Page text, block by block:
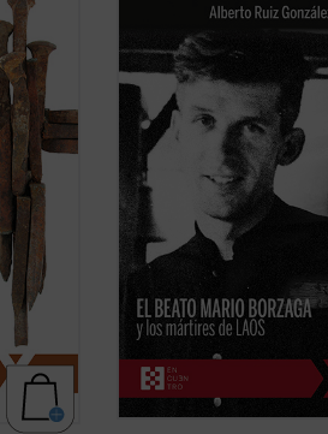
la
los
los
de
Mario Borzaga, natural de
llegado a Laos en 1957,
sacerdote. Fue martirizado
después, en 1960, a sus 27
un precioso diario que da voz
vocación de misionero oblato,
ilumina la ...
(ver ficha)